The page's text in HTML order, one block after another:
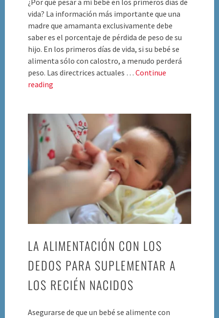
vida? La información más importante que una
madre que amamanta exclusivamente debe
saber es el porcentaje de pérdida de peso de su
hijo. En los primeros días de vida, si su bebé se
alimenta sólo con calostro, a menudo perderá
peso. Las directrices actuales … Continue
reading
Bebé?
(PDF
descargable)
LA ALIMENTACIÓN CON LOS
DEDOS PARA SUPLEMENTAR A
LOS RECIÉN NACIDOS
Asegurarse de que un bebé se alimente con